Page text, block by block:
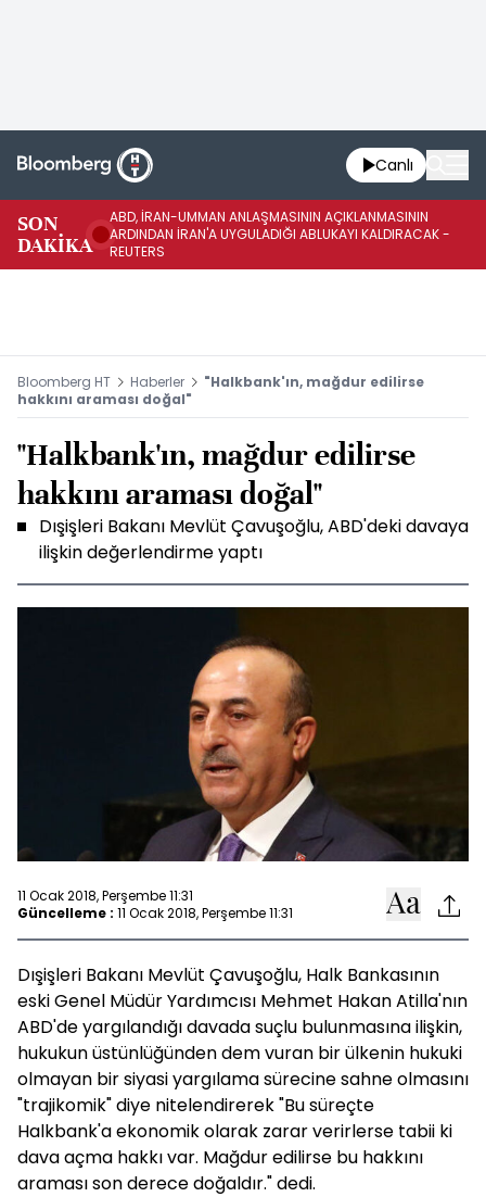
Canlı
SON
DAKİKA
ABD, İRAN-UMMAN ANLAŞMASININ AÇIKLANMASININ
ARDINDAN İRAN'A UYGULADIĞI ABLUKAYI KALDIRACAK -
REUTERS
Bloomberg HT Haberler
"Halkbank'ın, mağdur edilirse
hakkını araması doğal"
"Halkbank'ın, mağdur edilirse
hakkını araması doğal"
Dışişleri Bakanı Mevlüt Çavuşoğlu, ABD'deki davaya
ilişkin değerlendirme yaptı
11 Ocak 2018, Perşembe 11:31
Güncelleme : 11 Ocak 2018, Perşembe 11:31
Dışişleri Bakanı Mevlüt Çavuşoğlu, Halk Bankasının
eski Genel Müdür Yardımcısı Mehmet Hakan Atilla'nın
ABD'de yargılandığı davada suçlu bulunmasına ilişkin,
hukukun üstünlüğünden dem vuran bir ülkenin hukuki
olmayan bir siyasi yargılama sürecine sahne olmasını
"trajikomik" diye nitelendirerek "Bu süreçte
Halkbank'a ekonomik olarak zarar verirlerse tabii ki
dava açma hakkı var. Mağdur edilirse bu hakkını
araması son derece doğaldır." dedi.